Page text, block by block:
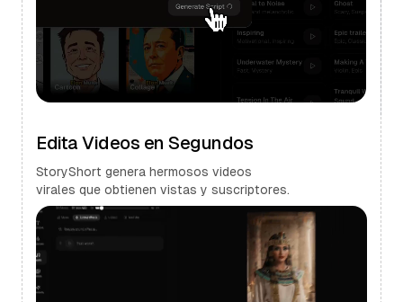
Edita Videos en Segundos
StoryShort genera hermosos videos
virales que obtienen vistas y suscriptores.